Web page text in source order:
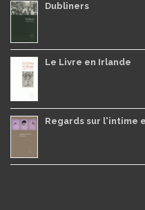
Dubliners
Le Livre en Irlande
Regards sur l'intime